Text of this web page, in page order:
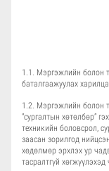
1.1. Мэргэжлийн болон
баталгаажуулах
1.2. Мэргэжлийн болон
“сургалтын хөтөлбөр”
техникийн боловсрол,
заасан зорилгод
хөдөлмөр эрхлэх ур
тасралтгүй хөгжүүлэхэд